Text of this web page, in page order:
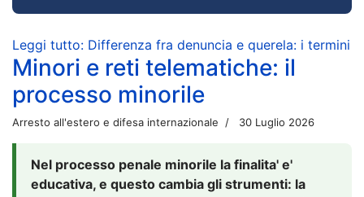
Leggi tutto: Differenza fra denuncia e querela: i termini
Minori e reti telematiche: il
processo minorile
Arresto all'estero e difesa internazionale 30 Luglio 2026
Nel processo penale minorile la finalita' e'
educativa, e questo cambia gli strumenti: la